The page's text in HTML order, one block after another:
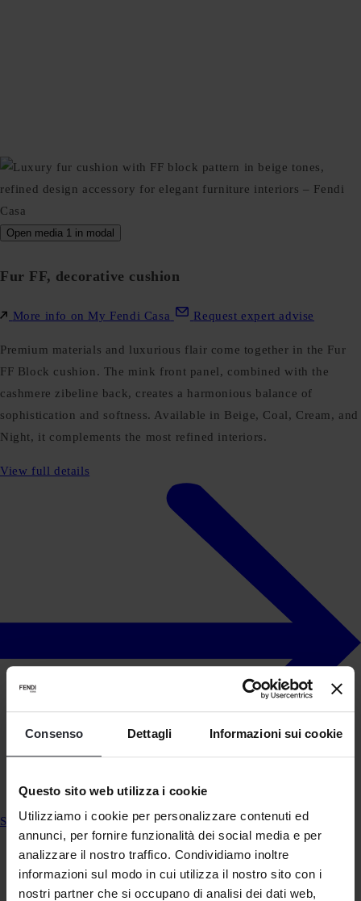
Consenso Dettagli Informazioni sui cookie
Questo sito web utilizza i cookie
Utilizziamo i cookie per personalizzare contenuti ed
annunci, per fornire funzionalità dei social media e per
analizzare il nostro traffico. Condividiamo inoltre
informazioni sul modo in cui utilizza il nostro sito con i
nostri partner che si occupano di analisi dei dati web,
Open media 1 in modal
Fur FF, decorative cushion
More info on My Fendi Casa Request expert advise
Premium materials and luxurious flair come together in the Fur
FF Block cushion. The mink front panel, combined with the
cashmere zibeline back, creates a harmonious balance of
sophistication and softness. Available in Beige, Coal, Cream, and
Night, it complements the most refined interiors.
View full details
Skip to product information